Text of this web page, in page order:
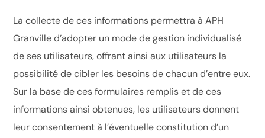
La collecte de ces informations permettra à APH
Granville d’adopter un mode de gestion individualisé
de ses utilisateurs, offrant ainsi aux utilisateurs la
possibilité de cibler les besoins de chacun d’entre eux.
Sur la base de ces formulaires remplis et de ces
informations ainsi obtenues, les utilisateurs donnent
leur consentement à l’éventuelle constitution d’un